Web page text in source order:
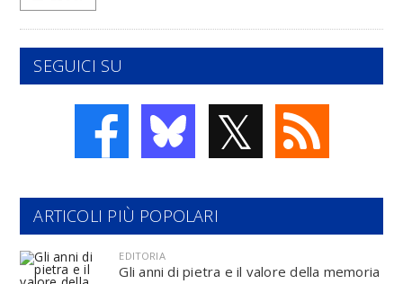
SEGUICI SU
𝕏
ARTICOLI PIÙ POPOLARI
EDITORIA
Gli anni di pietra e il valore della memoria